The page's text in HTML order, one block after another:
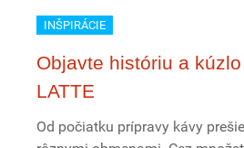
INŠPIRÁCIE
Objavte históriu a
LATTE
Od počiatku prípravy kávy